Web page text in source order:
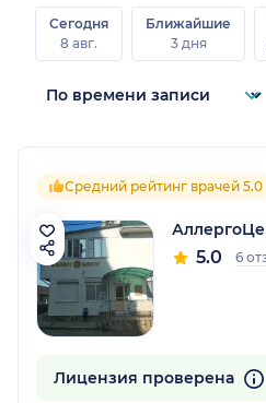
Сегодня
8 авг.
Ближайшие
3 дня
Средний рейтинг врачей 5.0
5.0 6
Лицензия проверена